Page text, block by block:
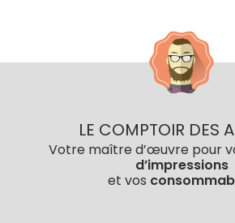
LE COMPTOIR DES
Votre maître d’œuvre pour
d’impressions
et vos